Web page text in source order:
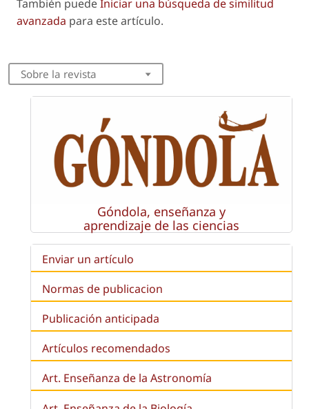
También puedeIniciar una búsqueda de similitud
avanzada para este artículo.
Sobre la revista
Góndola, enseñanza y
aprendizaje de las ciencias
Enviar un artículo
Normas de publicacion
Publicación anticipada
Artículos recomendados
Art. Enseñanza de la Astronomía